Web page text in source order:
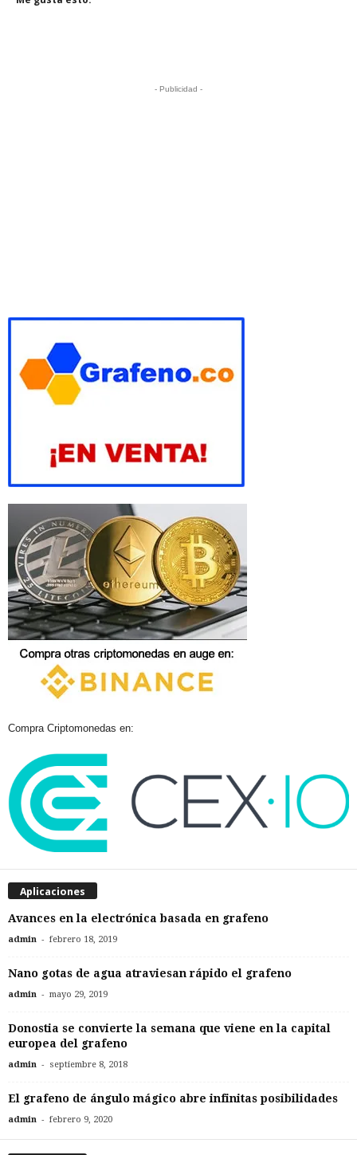
- Publicidad -
Compra Criptomonedas en:
Aplicaciones
Avances en la electrónica basada en grafeno
admin - febrero 18, 2019
Nano gotas de agua atraviesan rápido el grafeno
admin - mayo 29, 2019
Donostia se convierte la semana que viene en la capital
europea del grafeno
admin - septiembre 8, 2018
El grafeno de ángulo mágico abre infinitas posibilidades
admin - febrero 9, 2020